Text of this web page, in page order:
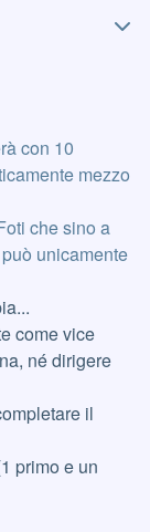
con 10
mezzo
che sino a
unicamente
come vice
né dirigere
il
primo e un